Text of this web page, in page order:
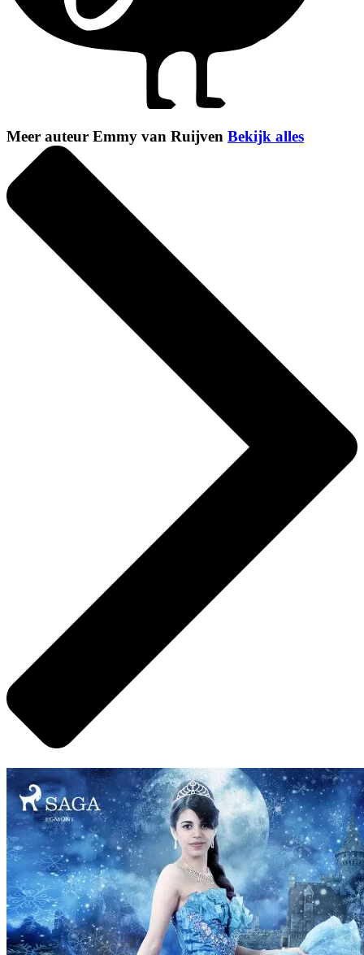
Meer auteur Emmy van Ruijven Bekijk alles